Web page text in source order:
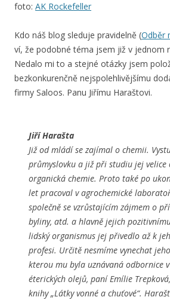
foto: AK Rockefeller
Kdo náš blog sleduje pravidelně (Odběr
ví, že podobné téma jsem již v jednom
Nedalo mi to a stejné otázky jsem
bezkonkurenčně nejspolehlivějšímu
firmy Saloos. Panu Jiřímu Haraštovi.
Jiří Harašta
Již od mládí se zajímal o chemii.
průmyslovku a již při studiu jej velice
organická chemie. Proto také po
let pracoval v agrochemické
společně se vzrůstajícím zájmem o
byliny, atd. a hlavně jejich
lidský organismus jej přivedlo až k
profesi. Určitě nesmíme vynechat
kterou mu byla uznávaná odbornice
éterických olejů, paní Emílie
knihy „Látky vonné a chuťové“.